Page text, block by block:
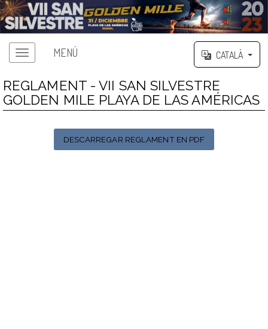
MENÚ CATALÀ
REGLAMENT - VII SAN SILVESTRE
GOLDEN MILE PLAYA DE LAS AMÉRICAS
DESCARREGAR REGLAMENT EN PDF